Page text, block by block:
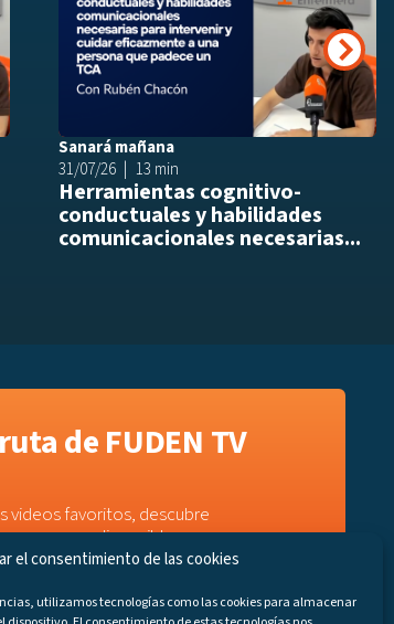
el consentimiento de las cookies
utilizamos tecnologías como las cookies para almacenar
Sanará mañana
31/07/26
13 min
Herramientas cognitivo-
conductuales y habilidades
comunicacionales necesarias...
de FUDEN TV
videos favoritos, descubre
programas disponibles.